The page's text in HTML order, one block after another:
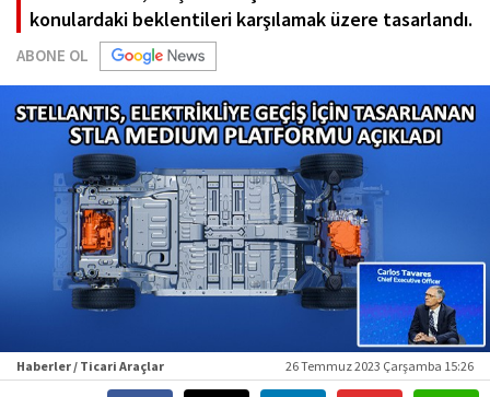
konulardaki beklentileri karşılamak üzere tasarlandı.
ABONE OL
Haberler / Ticari Araçlar 26 Temmuz 2023 Çarşamba 15:26